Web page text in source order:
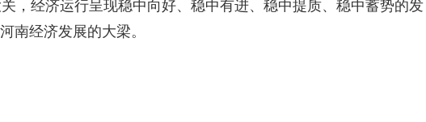
，经济运行呈现稳中向好、稳中有进、稳中提质、稳中蓄势的发
南经济发展的大梁。